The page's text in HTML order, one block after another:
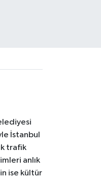
İstanbul
trafik
anlık
ise kültür